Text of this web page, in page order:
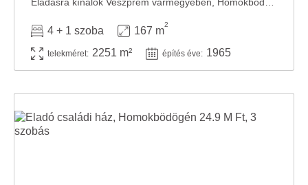
4 + 1 szoba 167 m
2
telekméret: 2251 m² építés éve: 1965